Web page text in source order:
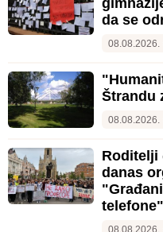
da se
08.08.2026.
Štrandu
08.08.2026.
Roditelji
danas
telefone"